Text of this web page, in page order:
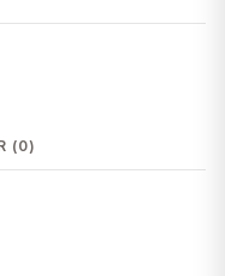
(0)